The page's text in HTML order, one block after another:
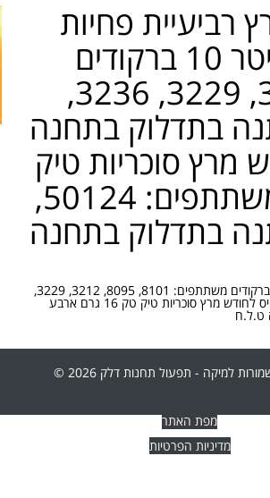
רביעיית פחיות
שוופס מוגז עדין/ פירות 0.33 ליטר 10 ברקודים
משתתפים: 8101, 8095, 3212, 3229, 3236,
המבצע מותנה בתדלוק בתחנה
סוכריות טיק
טק 16 גרם ארבע ב-10 ברקודים משתתפים: 50124,
המבצע מותנה בתדלוק בתחנה
מבצע אקסטרה סרוויס לחודש מרץ רביעיית פחיות שוופס מוגז עדין/ פירות 0.33 ליטר 10 ברקודים משתתפים: 8101, 8095, 3212, 3229,
3236, 3663, 3535, 70441 המבצע מותנה בתדלוק בתחנה ט.ל.ח מבצע אקסטרה סרוויס לחודש מרץ סוכריות טיק טק 16 גרם ארבע
למיקה - תפעול תחנות דלק 2026 ©
מפת האתר
מדיניות הפרטיות